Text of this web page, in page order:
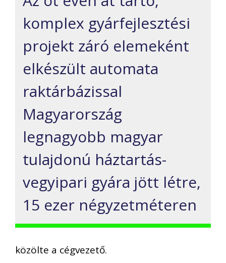
komplex gyárfejlesztési
projekt záró elemeként
elkészült automata
raktárbázissal
Magyarország
legnagyobb magyar
tulajdonú háztartás-
vegyipari gyára jött létre,
15 ezer négyzetméteren
közölte a cégvezető.